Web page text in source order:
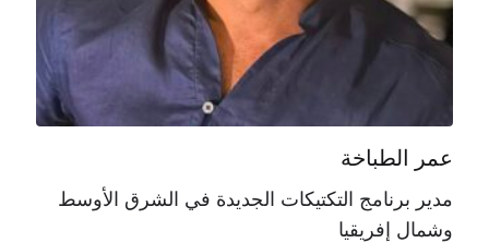
عمر الطباخة
مدير برنامج التكتيكات الجديدة في الشرق الأوسط
وشمال إفريقيا